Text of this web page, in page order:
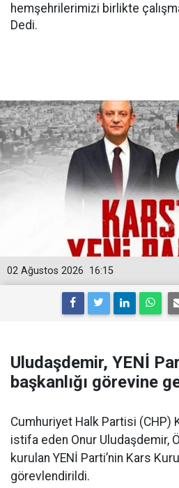
hemşehrilerimizi birlikte
Dedi.
16:15
02 Ağustos 2026
Uludaşdemir, YENİ
başkanlığı görevine
Cumhuriyet Halk Partisi (CHP)
istifa eden Onur Uludaşdemir,
kurulan YENİ Parti’nin Kars
görevlendirildi.